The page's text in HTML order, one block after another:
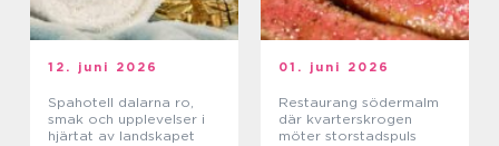
12. juni 2026
Spahotell dalarna ro,
smak och upplevelser i
hjärtat av landskapet
01. juni 2026
Restaurang södermalm
där kvarterskrogen
möter storstadspuls